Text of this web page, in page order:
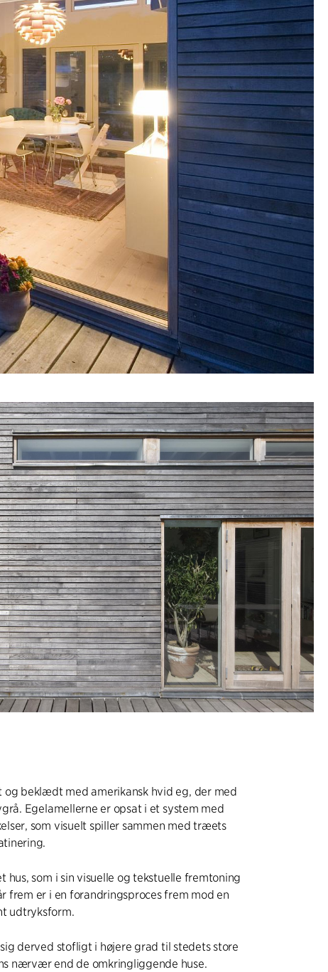
og beklædt med amerikansk hvid eg, der med
Egelamellerne er opsat i et system med
som visuelt spiller sammen med træets
hus, som i sin visuelle og tekstuelle fremtoning
frem er i en forandringsproces frem mod en
udtryksform.
derved stofligt i højere grad til stedets store
nærvær end de omkringliggende huse.